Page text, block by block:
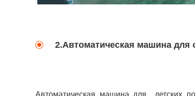
2.Автоматическая машина для